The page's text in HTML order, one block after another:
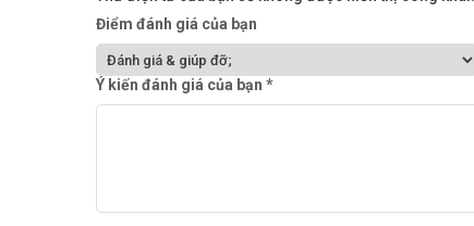
Điểm đánh giá của bạn
Ý kiến đánh giá của bạn *